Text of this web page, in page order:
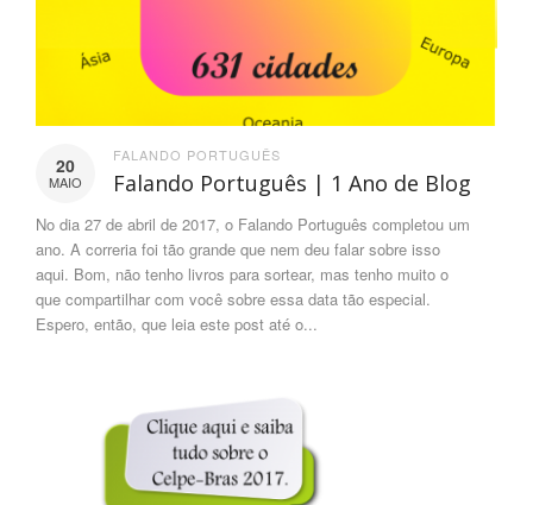
20
MAIO
FALANDO PORTUGUÊS
Falando Português | 1 Ano de Blog
No dia 27 de abril de 2017, o Falando Português completou um
ano. A correria foi tão grande que nem deu falar sobre isso
aqui. Bom, não tenho livros para sortear, mas tenho muito o
que compartilhar com você sobre essa data tão especial.
Espero, então, que leia este post até o...